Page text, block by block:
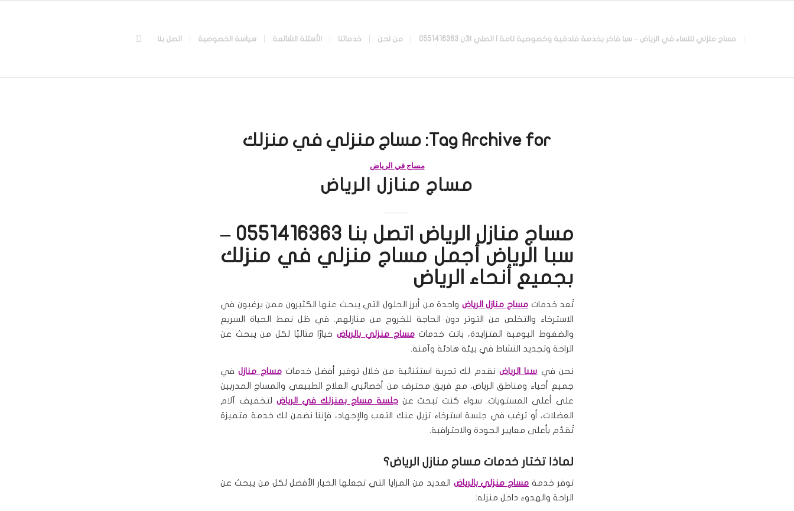
مساج منزلي للنساء في الرياض – سبا فاخر بخدمة فندقية وخصوصية تامة | اتصلي الآن 0551416363 من نحن خدماتنا الأسئلة الشائعة سياسة الخصوصية اتصل بنا
Tag Archive for: مساج منزلي في منزلك
مساج في الرياض
مساج منازل الرياض
مساج منازل الرياض اتصل بنا 0551416363 –
سبا الرياض أجمل مساج منزلي في منزلك
بجميع أنحاء الرياض
تُعد خدماتمساج منازل الرياض واحدة من أبرز الحلول التي يبحث عنها الكثيرون ممن يرغبون في
الاسترخاء والتخلص من التوتر دون الحاجة للخروج من منازلهم. في ظل نمط الحياة السريع
والضغوط اليومية المتزايدة، باتت خدماتمساج منزلي بالرياضخيارًا مثاليًا لكل من يبحث عن
الراحة وتجديد النشاط في بيئة هادئة وآمنة.
نحن في سبا الرياضنقدم لك تجربة استثنائية من خلال توفير أفضل خدماتمساج منازلفي
جميع أحياء ومناطق الرياض، مع فريق محترف من أخصائيي العلاج الطبيعي والمساج المدربين
على أعلى المستويات. سواء كنت تبحث عنجلسة مساج بمنزلك في الرياض لتخفيف آلام
العضلات، أو ترغب في جلسة استرخاء تزيل عنك التعب والإجهاد، فإننا نضمن لك خدمة متميزة
تُقدَّم بأعلى معايير الجودة والاحترافية.
لماذا تختار خدمات مساج منازل الرياض؟
توفر خدمة مساج منزلي بالرياض العديد من المزايا التي تجعلها الخيار الأفضل لكل من يبحث عن
الراحة والهدوء داخل منزله: